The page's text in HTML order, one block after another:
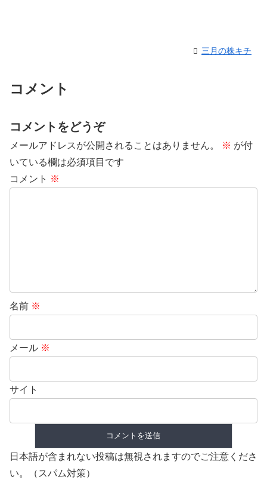
三月の株キチ
コメント
コメントをどうぞ
メールアドレスが公開されることはありません。 ※ が付
いている欄は必須項目です
コメント ※
名前 ※
メール ※
サイト
日本語が含まれない投稿は無視されますのでご注意くださ
い。（スパム対策）